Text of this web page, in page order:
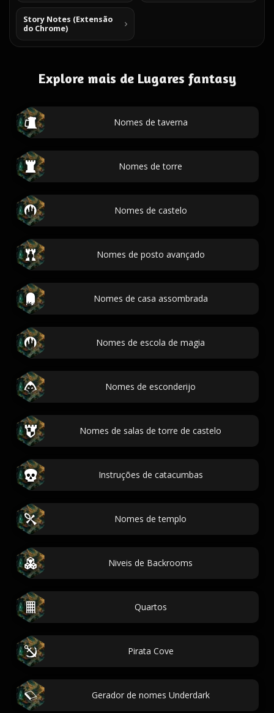
Story Notes (Extensão
do Chrome)
Explore mais de Lugares fantasy
Nomes de taverna
Nomes de torre
Nomes de castelo
Nomes de posto avançado
Nomes de casa assombrada
Nomes de escola de magia
Nomes de esconderijo
Nomes de salas de torre de castelo
Instruções de catacumbas
Nomes de templo
Niveis de Backrooms
Quartos
Pirata Cove
Gerador de nomes Underdark